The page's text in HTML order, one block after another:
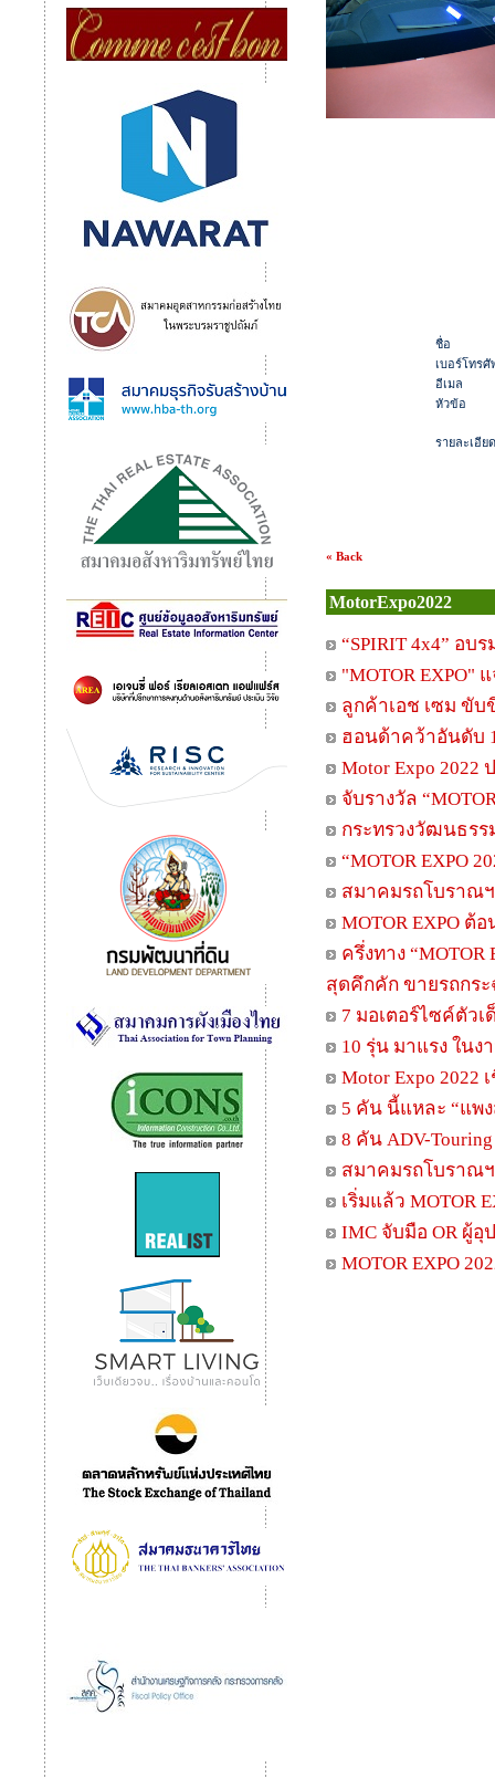
ชื่อ
เบอร์โทรศั
อีเมล
หัวข้อ
รายละเอียด
« Back
MotorExpo2022
“SPIRIT 4x4” อบ
"MOTOR EXPO"
ลูกค้าเอช เซม ขับ
ฮอนด้าคว้าอันดับ
Motor Expo
จับรางวัล
กระทรวงวัฒนธรร
“MOTOR EXPO
สมาคมรถโบราณฯ
MOTOR EXPO ต้
ครึ่งทาง
สุดคึกคัก ขายรถกร
7 มอเตอร์ไซค์ตัวเ
10 รุ่น มาแรง ในง
Motor Expo
5 คัน นี้แหละ “แพง
8 คัน ADV-
สมาคมรถโบราณฯ
เริ่มแล้ว MOTOR
IMC จับมือ OR ผู้อุ
MOTOR EXPO